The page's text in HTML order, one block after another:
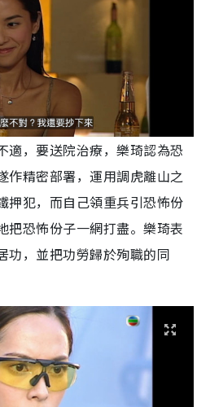
適，要送院治療，樂琦認為恐
作精密部署，運用調虎離山之
押犯，而自己領重兵引恐怖份
把恐怖份子一網打盡。樂琦表
功，並把功勞歸於殉職的同